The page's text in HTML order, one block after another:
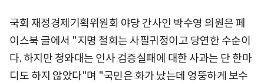
국회 재정경제기획위원회 야당 간사인 박수영 의원은 페
이스북 글에서 "지명 철회는 사필귀정이고 당연한 수순이
다. 하지만 청와대는 인사 검증실패에 대한 사과는 단 한마
디도 하지 않았다"며 "국민은 화가 났는데 엉뚱하게 보수